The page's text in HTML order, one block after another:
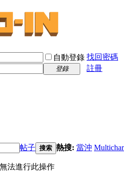
自動登錄 找回密碼
登錄
註冊
帖子 搜索 熱搜: 當沖
法進行此操作